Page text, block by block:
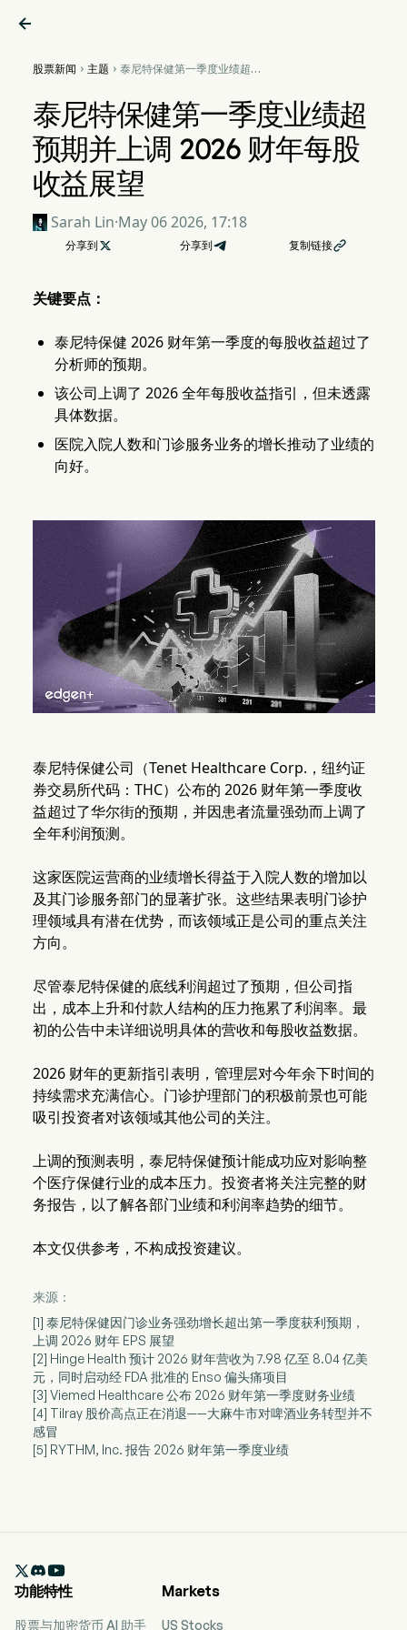

股票新闻  主题  泰尼特保健第一季度业绩超预
展望
泰尼特保健第一季度业绩超
预期并上调 2026 财年每股
收益展望
Sarah Lin·May 06 2026, 17:18
分享到  分享到 复制链接
关键要点：
泰尼特保健 2026 财年第一季度的每股收益超过了
分析师的预期。
该公司上调了 2026 全年每股收益指引，但未透露
具体数据。
医院入院人数和门诊服务业务的增长推动了业绩的
向好。
泰尼特保健公司（Tenet Healthcare Corp.，纽约证
券交易所代码：THC）公布的 2026 财年第一季度收
益超过了华尔街的预期，并因患者流量强劲而上调了
全年利润预测。
这家医院运营商的业绩增长得益于入院人数的增加以
及其门诊服务部门的显著扩张。这些结果表明门诊护
理领域具有潜在优势，而该领域正是公司的重点关注
方向。
尽管泰尼特保健的底线利润超过了预期，但公司指
出，成本上升和付款人结构的压力拖累了利润率。最
初的公告中未详细说明具体的营收和每股收益数据。
2026 财年的更新指引表明，管理层对今年余下时间的
持续需求充满信心。门诊护理部门的积极前景也可能
吸引投资者对该领域其他公司的关注。
上调的预测表明，泰尼特保健预计能成功应对影响整
个医疗保健行业的成本压力。投资者将关注完整的财
务报告，以了解各部门业绩和利润率趋势的细节。
本文仅供参考，不构成投资建议。
来源：
[1] 泰尼特保健因门诊业务强劲增长超出第一季度获利预期，
上调 2026 财年 EPS 展望
[2] Hinge Health 预计 2026 财年营收为 7.98 亿至 8.04 亿美
元，同时启动经 FDA 批准的 Enso 偏头痛项目
[3] Viemed Healthcare 公布 2026 财年第一季度财务业绩
[4] Tilray 股价高点正在消退——大麻牛市对啤酒业务转型并不
感冒
[5] RYTHM, Inc. 报告 2026 财年第一季度业绩

功能特性
股票与加密货币 AI 助手
Markets
US Stocks